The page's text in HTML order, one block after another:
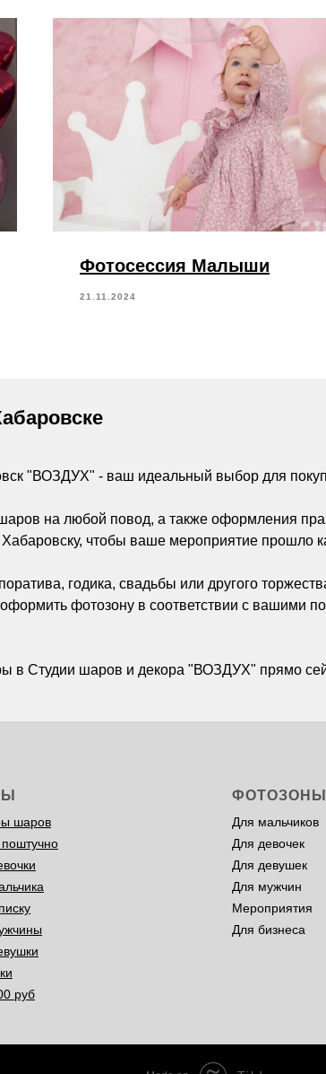
Фотосессия Малыши
21.11.2024
"ВОЗДУХ" - ваш идеальный выбор для
на любой повод, а также оформления
чтобы ваше мероприятие прошло
годика, свадьбы или другого
фотозону в соответствии с вашими
в Студии шаров и декора "ВОЗДУХ" прямо
шаров
руб
ФОТОЗОНЫ
Для мальчиков
Для девочек
Для девушек
Для мужчин
Мероприятия
Для бизнеса